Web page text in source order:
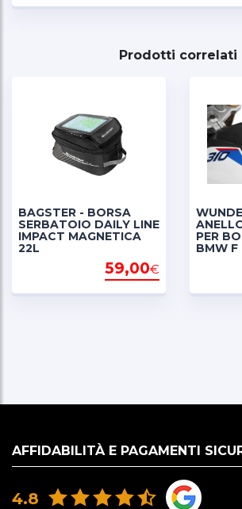
schizzi. Montaggio Antifurto Sicuro:
sulla staffa della barra paracolpi e il
chiusura può essere abbinato alle
alluminio LOBOO (Sistema One
comodità. Adattamento Universale
Progettato con un sistema di
paracolpi. Si fissa saldamente su
standard di diametro 25mm.
Opzioni Modello BHGB11T (Rigido)
Compatibilità di Montaggio Barre
Prodotti correlati
BAGSTER - BORSA
SERBATOIO DAILY LINE
IMPACT MAGNETICA
22L
59,00€
PER
BMW
AFFIDABILITÀ E PAGAMENTI
4.8